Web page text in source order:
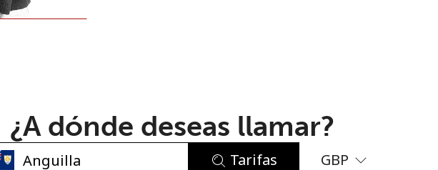
¿A dónde deseas llamar?
Tarifas GBP